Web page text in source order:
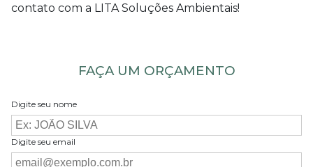
contato com a LITA Soluções Ambientais!
FAÇA UM ORÇAMENTO
Digite seu nome
Digite seu email